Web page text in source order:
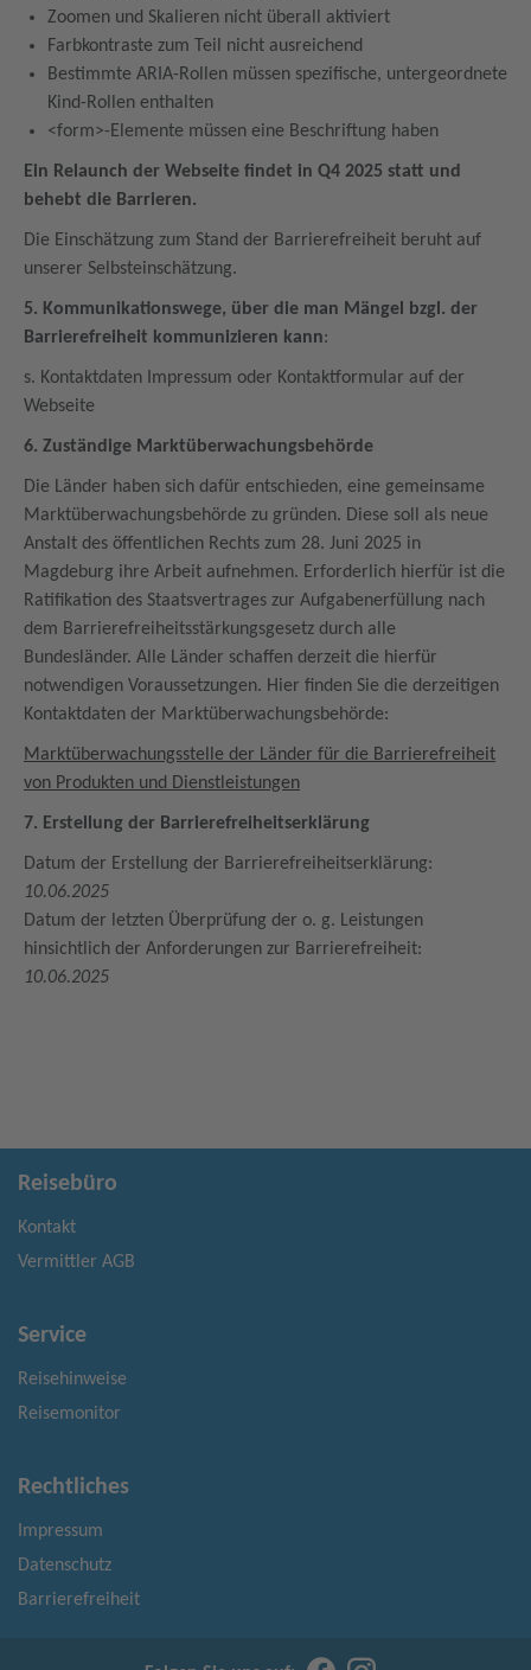
Zoomen und Skalieren nicht überall aktiviert
Farbkontraste zum Teil nicht ausreichend
Bestimmte ARIA-Rollen müssen spezifische, untergeordnete
Kind-Rollen enthalten
<form>-Elemente müssen eine Beschriftung haben
Ein Relaunch der Webseite findet in Q4 2025 statt und
behebt die Barrieren.
Die Einschätzung zum Stand der Barrierefreiheit beruht auf
unserer Selbsteinschätzung.
5. Kommunikationswege, über die man Mängel bzgl. der
Barrierefreiheit kommunizieren kann:
s. Kontaktdaten Impressum oder Kontaktformular auf der
Webseite
6. Zuständige Marktüberwachungsbehörde
Die Länder haben sich dafür entschieden, eine gemeinsame
Marktüberwachungsbehörde zu gründen. Diese soll als neue
Anstalt des öffentlichen Rechts zum 28. Juni 2025 in
Magdeburg ihre Arbeit aufnehmen. Erforderlich hierfür ist die
Ratifikation des Staatsvertrages zur Aufgabenerfüllung nach
dem Barrierefreiheitsstärkungsgesetz durch alle
Bundesländer. Alle Länder schaffen derzeit die hierfür
notwendigen Voraussetzungen. Hier finden Sie die derzeitigen
Kontaktdaten der Marktüberwachungsbehörde:
Marktüberwachungsstelle der Länder für die Barrierefreiheit
von Produkten und Dienstleistungen
7. Erstellung der Barrierefreiheitserklärung
Datum der Erstellung der Barrierefreiheitserklärung:
10.06.2025
Datum der letzten Überprüfung der o. g. Leistungen
hinsichtlich der Anforderungen zur Barrierefreiheit:
10.06.2025
Reisebüro
Kontakt
Vermittler AGB
Service
Reisehinweise
Reisemonitor
Rechtliches
Impressum
Datenschutz
Barrierefreiheit